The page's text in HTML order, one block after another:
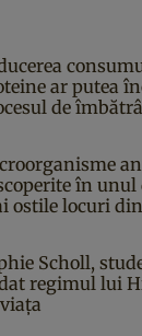
ar putea
de
în unul
ostile locuri
Scholl,
regimul lui